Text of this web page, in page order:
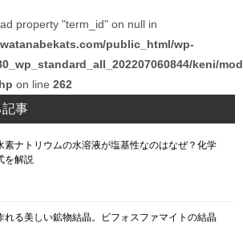
h
a
n
n
el
property "term_id" on null in
public_html/wp-
keni/mod
on line 262
記事
素ナトリウムの水溶液が塩基性なのはなぜ？化学
を解説
れる美しい鉱物結晶。ビフォスファマイトの結晶